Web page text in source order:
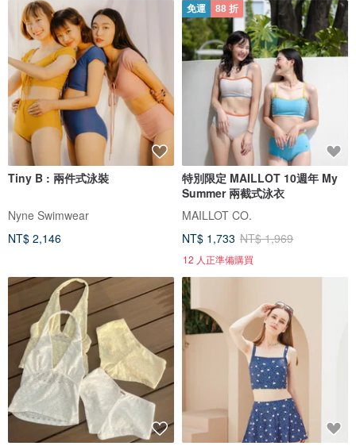
Tiny B : 兩件式泳裝
Nyne Swimwear
NT$ 2,146
免運 88 折
特別限定 MAILLOT 10週年 My
Summer 兩截式泳衣
MAILLOT CO.
NT$ 1,733 NT$ 1,969
12 人正準備購買